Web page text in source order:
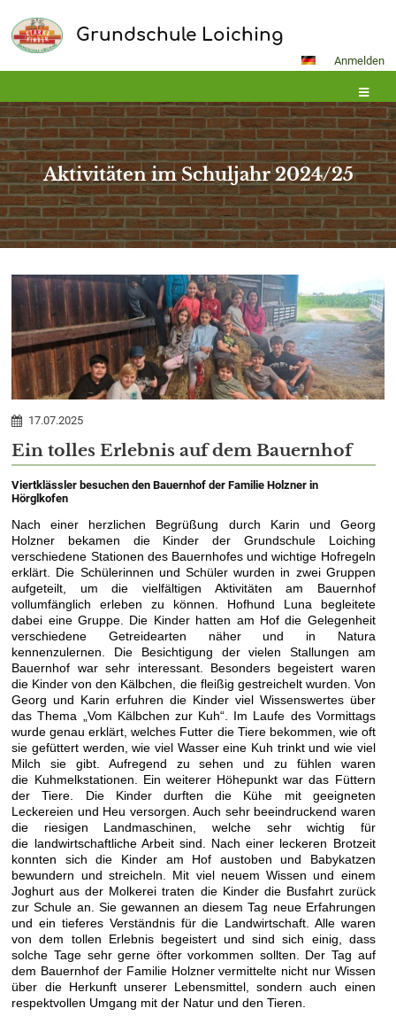
Grundschule Loiching
Anmelden
Aktivitäten im Schuljahr 2024/25
Aktivitäten
im
Schuljahr
2024/25
17.07.2025
Ein tolles Erlebnis auf dem Bauernhof
Viertklässler besuchen den Bauernhof der Familie Holzner in
Hörglkofen
Nach einer herzlichen Begrüßung durch Karin und Georg
Holzner bekamen die Kinder der Grundschule Loiching
verschiedene Stationen des Bauernhofes und wichtige Hofregeln
erklärt. Die Schülerinnen und Schüler wurden in zwei Gruppen
aufgeteilt, um die vielfältigen Aktivitäten am Bauernhof
vollumfänglich erleben zu können. Hofhund Luna begleitete
dabei eine Gruppe. Die Kinder hatten am Hof die Gelegenheit
verschiedene Getreidearten näher und in Natura
kennenzulernen. Die Besichtigung der vielen Stallungen am
Bauernhof war sehr interessant. Besonders begeistert waren
die Kinder von den Kälbchen, die fleißig gestreichelt wurden. Von
Georg und Karin erfuhren die Kinder viel Wissenswertes über
das Thema „Vom Kälbchen zur Kuh“. Im Laufe des Vormittags
wurde genau erklärt, welches Futter die Tiere bekommen, wie oft
sie gefüttert werden, wie viel Wasser eine Kuh trinkt und wie viel
Milch sie gibt. Aufregend zu sehen und zu fühlen waren
die Kuhmelkstationen. Ein weiterer Höhepunkt war das Füttern
der Tiere. Die Kinder durften die Kühe mit geeigneten
Leckereien und Heu versorgen. Auch sehr beeindruckend waren
die riesigen Landmaschinen, welche sehr wichtig für
die landwirtschaftliche Arbeit sind. Nach einer leckeren Brotzeit
konnten sich die Kinder am Hof austoben und Babykatzen
bewundern und streicheln. Mit viel neuem Wissen und einem
Joghurt aus der Molkerei traten die Kinder die Busfahrt zurück
zur Schule an. Sie gewannen an diesem Tag neue Erfahrungen
und ein tieferes Verständnis für die Landwirtschaft. Alle waren
von dem tollen Erlebnis begeistert und sind sich einig, dass
solche Tage sehr gerne öfter vorkommen sollten. Der Tag auf
dem Bauernhof der Familie Holzner vermittelte nicht nur Wissen
über die Herkunft unserer Lebensmittel, sondern auch einen
respektvollen Umgang mit der Natur und den Tieren.